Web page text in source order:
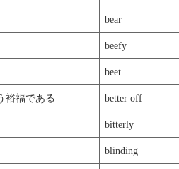
ないかと思います
ないような意味
） start: 飛び
●アイテム検索結
近いものを選択
読みたいという
版社：
bear
beefy
beet
裕福である better off
bitterly
blinding